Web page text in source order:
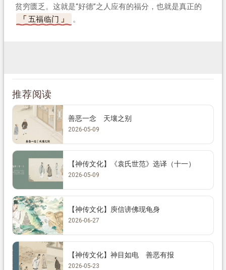
贫穷匮乏。这就是“好德”之人应有的福分，也就是真正的
五福临门
。
推荐阅读
善恶一念 天壤之别
2026-05-09
【神传文化】《袁氏世范》选译（十一）
2026-05-09
【神传文化】庾信谤佛现龟身
2026-06-27
【神传文化】神目如电 善恶有报
2026-05-23